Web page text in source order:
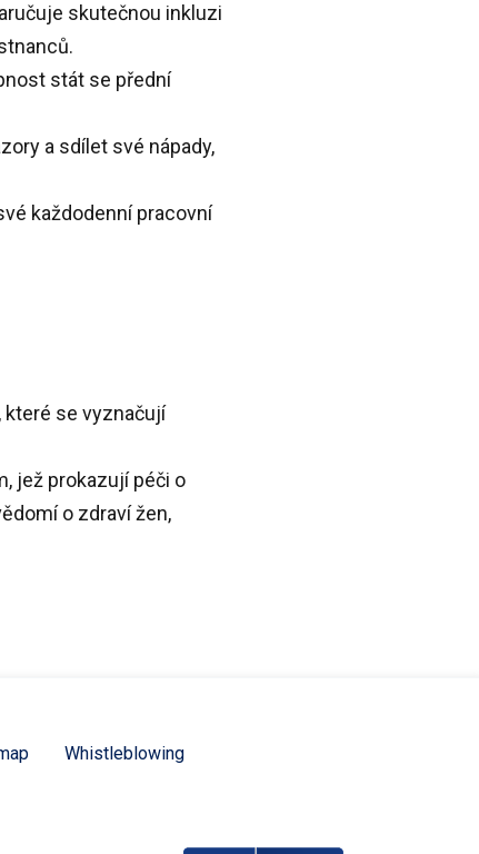
skutečnou inkluzi
stát se přední
a sdílet své nápady,
každodenní pracovní
se vyznačují
jež prokazují péči o
o zdraví žen,
Whistleblowing